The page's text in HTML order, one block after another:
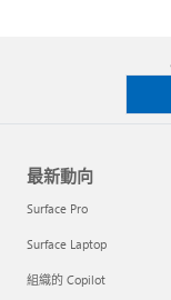
最新動向
Surface Pro
Surface Laptop
組織的 Copilot